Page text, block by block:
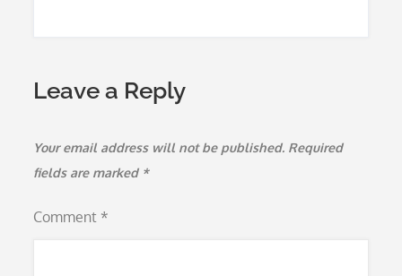
Leave a Reply
Your email address will not be published. Required
fields are marked *
Comment *